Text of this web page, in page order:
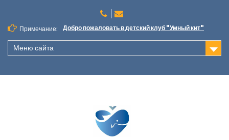
Примечание: Добро пожаловать в детский клуб "Умный кит"
Меню сайта